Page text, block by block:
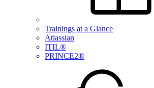
Trainings at a Glance
Atlassian
ITIL®
PRINCE2®